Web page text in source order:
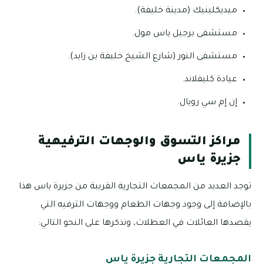
ميديكلينيك (مدينة خليفة).
مستشفى برجيل ياس مول.
مستشفى النور (شارع الشيخ خليفة بن زايد).
عيادة كليفلاند.
إن إم سي رويال.
مراكز التسوق والوجهات الترفيهية
جزيرة ياس
توجد العديد من المجمعات التجارية القريبة من جزيرة ياس هذا
بالإضافة إلى وجود وجهات الطعام ووجهات الترفيه التي
يقصدها العائلات في العطلات، ونذكرها على النحو التالي:
المجمعات التجارية جزيرة ياس